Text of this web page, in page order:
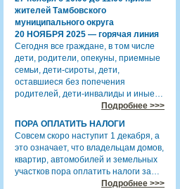
жителей Тамбовского
муниципального округа
20 НОЯБРЯ 2025 — горячая линия
Сегодня все граждане, в том числе
дети, родители, опекуны, приемные
семьи, дети-сироты, дети,
оставшиеся без попечения
родителей, дети-инвалиды и иные…
Подробнее >>>
ПОРА ОПЛАТИТЬ НАЛОГИ
Совсем скоро наступит 1 декабря, а
это означает, что владельцам домов,
квартир, автомобилей и земельных
участков пора оплатить налоги за…
Подробнее >>>